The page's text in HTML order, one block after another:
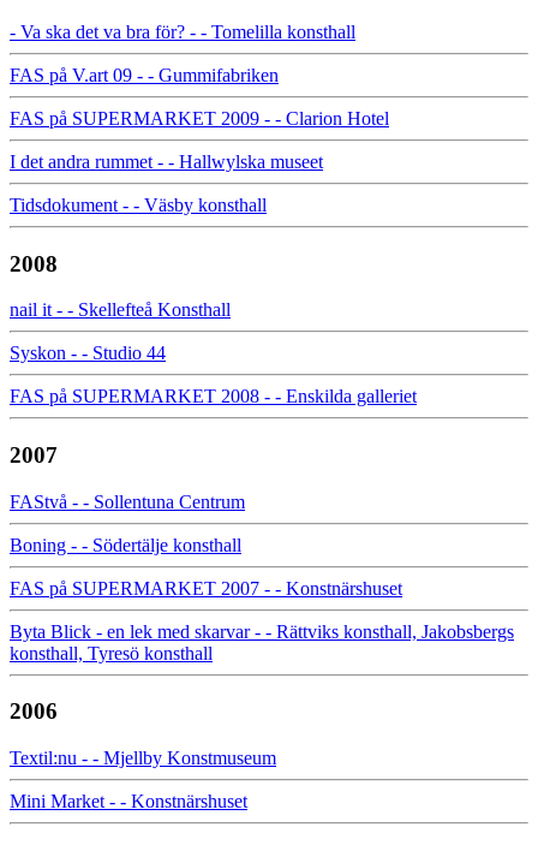
- Va ska det va bra för? - - Tomelilla konsthall
FAS på V.art 09 - - Gummifabriken
FAS på SUPERMARKET 2009 - - Clarion Hotel
I det andra rummet - - Hallwylska museet
Tidsdokument - - Väsby konsthall
2008
nail it - - Skellefteå Konsthall
Syskon - - Studio 44
FAS på SUPERMARKET 2008 - - Enskilda galleriet
2007
FAStvå - - Sollentuna Centrum
Boning - - Södertälje konsthall
FAS på SUPERMARKET 2007 - - Konstnärshuset
Byta Blick - en lek med skarvar - - Rättviks konsthall, Jakobsbergs
konsthall, Tyresö konsthall
2006
Textil:nu - - Mjellby Konstmuseum
Mini Market - - Konstnärshuset